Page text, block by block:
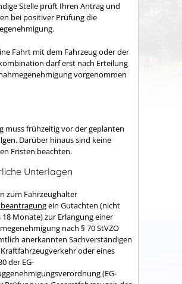
Stelle prüft Ihren Antrag und
bei positiver Prüfung die
Fahrt mit dem Fahrzeug oder der
darf erst nach Erteilung
vorgenommen
muss frühzeitig vor der geplanten
Darüber hinaus sind keine
Fristen beachten.
Unterlagen
zum Fahrzeughalter
ein Gutachten (nicht
18 Monate) zur Erlangung einer
nach § 70 StVZO
anerkannten Sachverständigen
oder eines
der EG-
(EG-